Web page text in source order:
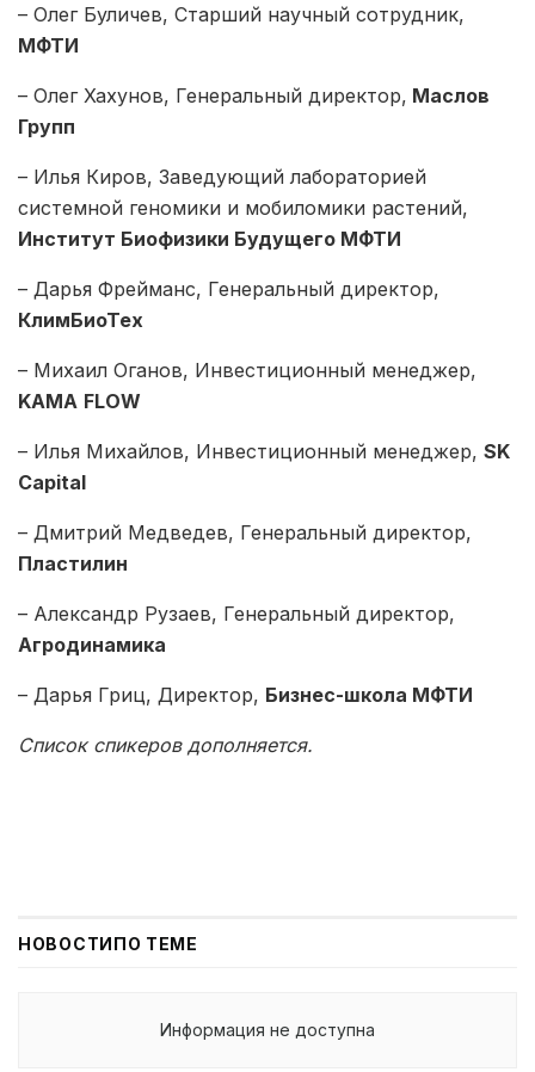
– Олег Буличев, Старший научный сотрудник,
МФТИ
– Олег Хахунов, Генеральный директор, Маслов
Групп
– Илья Киров, Заведующий лабораторией
системной геномики и мобиломики растений,
Институт Биофизики Будущего МФТИ
– Дарья Фрейманс, Генеральный директор,
КлимБиоТех
– Михаил Оганов, Инвестиционный менеджер,
KAMA FLOW
– Илья Михайлов, Инвестиционный менеджер, SK
Capital
– Дмитрий Медведев, Генеральный директор,
Пластилин
– Александр Рузаев, Генеральный директор,
Агродинамика
– Дарья Гриц, Директор, Бизнес-школа МФТИ
Список спикеров дополняется.
НОВОСТИПО ТЕМЕ
Информация не доступна